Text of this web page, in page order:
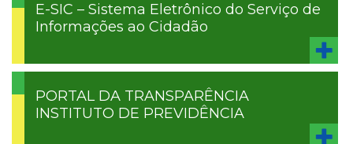
E-SIC – Sistema Eletrônico do Serviço de
Informações ao Cidadão
PORTAL DA TRANSPARÊNCIA
INSTITUTO DE PREVIDÊNCIA